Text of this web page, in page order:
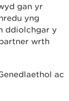
gan yr
yng
ddiolchgar y
wrth
ac